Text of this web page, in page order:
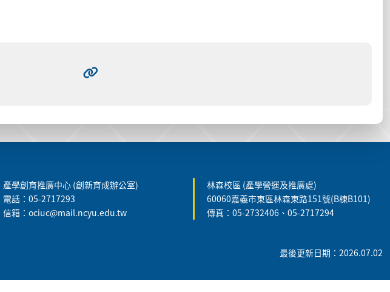
產學創育推廣中心 (創新育成辦公室)
電話：05-2717293
信箱：ociuc@mail.ncyu.edu.tw
林森校區 (產學營運及推廣處)
60060嘉義市東區林森東路151號(B棟B101)
傳真：05-2732406、05-2717294
最後更新日期：2026.07.02